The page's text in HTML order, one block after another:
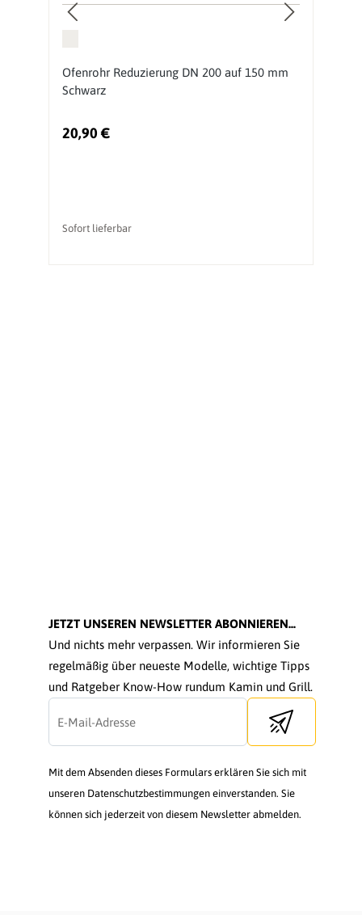
Ofenrohr Reduzierung DN 200 auf 150 mm
Schwarz
20,90 €
Sofort lieferbar
JETZT UNSEREN NEWSLETTER ABONNIEREN...
Und nichts mehr verpassen. Wir informieren Sie
regelmäßig über neueste Modelle, wichtige Tipps
und Ratgeber Know-How rundum Kamin und Grill.
Send newsletter
Mit dem Absenden dieses Formulars erklären Sie sich mit
unseren Datenschutzbestimmungen einverstanden. Sie
können sich jederzeit von diesem Newsletter abmelden.